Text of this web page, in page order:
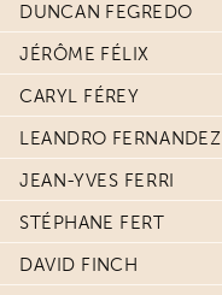
DUNCAN FEGREDO
JÉRÔME FÉLIX
CARYL FÉREY
LEANDRO FERNANDEZ
JEAN-YVES FERRI
STÉPHANE FERT
DAVID FINCH